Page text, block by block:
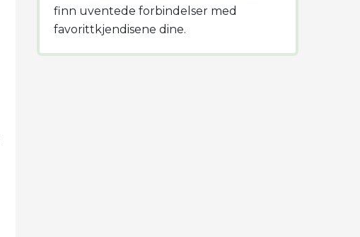
finn uventede forbindelser med
favorittkjendisene dine.